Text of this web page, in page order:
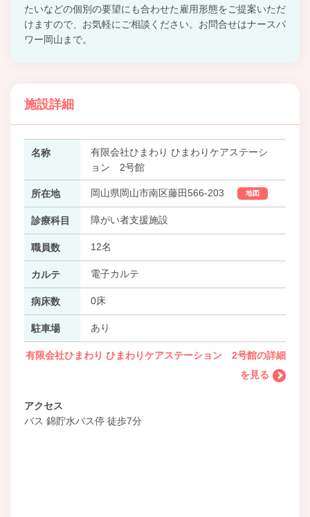
たいなどの個別の要望にも合わせた雇用形態をご提案いただ
けますので、お気軽にご相談ください。お問合せはナースパ
ワー岡山まで。
施設詳細
名称
有限会社ひまわり ひまわりケアステーシ
ョン 2号館
所在地 岡山県岡山市南区藤田566-203 地図
診療科目 障がい者支援施設
職員数 12名
カルテ 電子カルテ
病床数 0床
駐車場 あり
有限会社ひまわり ひまわりケアステーション 2号館の詳細
を見る
アクセス
バス 錦貯水バス停 徒歩7分